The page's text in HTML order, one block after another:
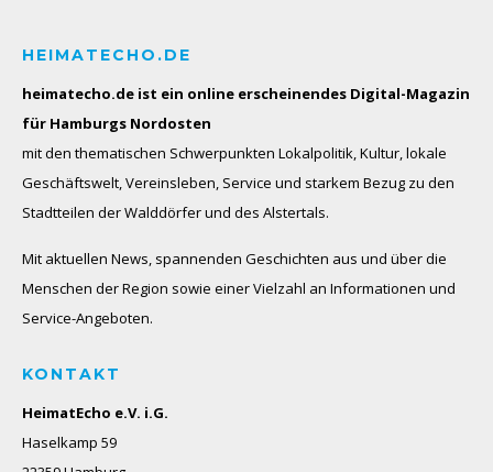
HEIMATECHO.DE
heimatecho.de ist ein online erscheinendes Digital-Magazin
für Hamburgs Nordosten
mit den thematischen Schwerpunkten Lokalpolitik, Kultur, lokale
Geschäftswelt, Vereinsleben, Service und starkem Bezug zu den
Stadtteilen der Walddörfer und des Alstertals.
Mit aktuellen News, spannenden Geschichten aus und über die
Menschen der Region sowie einer Vielzahl an Informationen und
Service-Angeboten.
KONTAKT
HeimatEcho e.V. i.G.
Haselkamp 59